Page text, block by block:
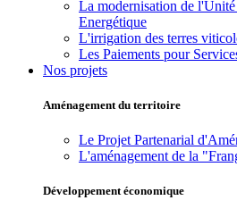
La modernisation de
Energétique
L'irrigation des terres
Les Paiements pour
Nos projets
Aménagement du territoire
Le Projet Partenarial
L'aménagement de la
Développement économique